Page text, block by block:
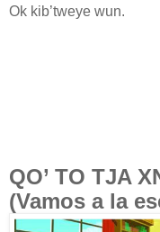
Ok kib’tweye wun.
QO’ TO TJA
(Vamos a la